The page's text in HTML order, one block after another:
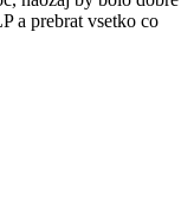
a prebrat vsetko co